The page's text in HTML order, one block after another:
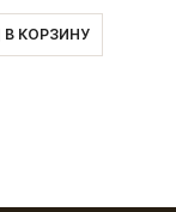
составляла
В КОРЗИНУ